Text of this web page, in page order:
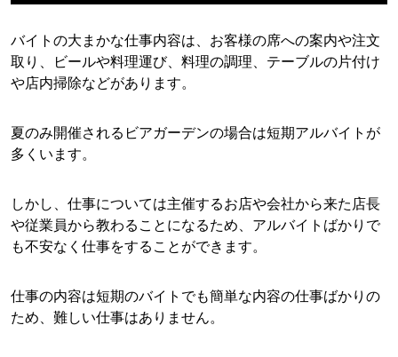
バイトの大まかな仕事内容は、お客様の席への案内や注文
取り、ビールや料理運び、料理の調理、テーブルの片付け
や店内掃除などがあります。
夏のみ開催されるビアガーデンの場合は短期アルバイトが
多くいます。
しかし、仕事については主催するお店や会社から来た店長
や従業員から教わることになるため、アルバイトばかりで
も不安なく仕事をすることができます。
仕事の内容は短期のバイトでも簡単な内容の仕事ばかりの
ため、難しい仕事はありません。